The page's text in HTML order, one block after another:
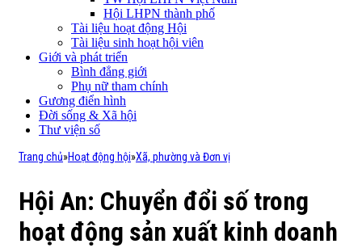
Hội LHPN thành phố
Tài liệu hoạt động Hội
Tài liệu sinh hoạt hội viên
Giới và phát triển
Bình đẳng giới
Phụ nữ tham chính
Gương điển hình
Đời sống & Xã hội
Thư viện số
Trang chủ»Hoạt động hội»Xã, phường và Đơn vị
Hội An: Chuyển đổi số trong
hoạt động sản xuất kinh doanh